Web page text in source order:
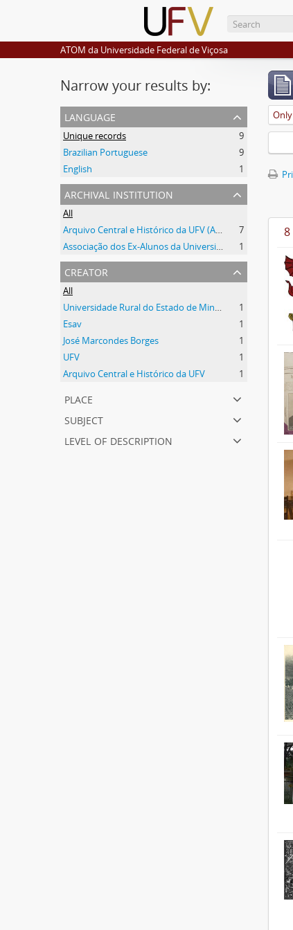
ATOM da Universidade Federal de Viçosa
Narrow your results by:
language
Unique records
9
Brazilian Portuguese
9
English
1
archival institution
All
Arquivo Central e Histórico da UFV (ACH-UFV)
7
Associação dos Ex-Alunos da Universidade Federal de Viçosa (AEA)
1
creator
All
Universidade Rural do Estado de Minas Gerais (Uremg)
1
Esav
1
José Marcondes Borges
1
UFV
1
Arquivo Central e Histórico da UFV
1
place
subject
level of description